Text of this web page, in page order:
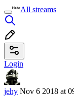
All streams
Login
jehy Nov 6 2018 at